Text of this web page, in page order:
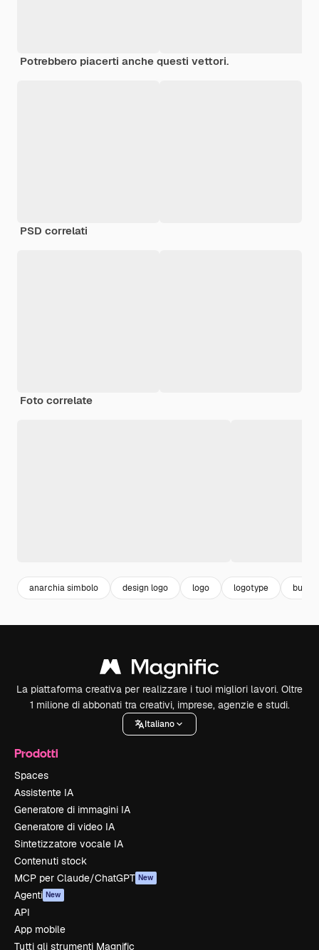
Potrebbero piacerti anche questi vettori.
PSD correlati
Foto correlate
anarchia simbolo design logo logo logotype
La piattaforma creativa per realizzare i tuoi migliori lavori. Oltre
1 milione di abbonati tra creativi, imprese, agenzie e studi.
Italiano
Prodotti
Spaces
Assistente IA
Generatore di immagini IA
Generatore di video IA
Sintetizzatore vocale IA
Contenuti stock
MCP per Claude/ChatGPT New
Agenti New
API
App mobile
Tutti gli strumenti Magnific